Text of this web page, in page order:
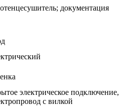
документация
электрическое подключение,
с вилкой